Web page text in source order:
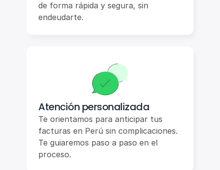
de forma rápida y segura, sin
endeudarte.
Atención personalizada
Te orientamos para anticipar tus
facturas en Perú sin complicaciones.
Te guiaremos paso a paso en el
proceso.